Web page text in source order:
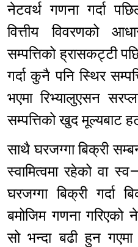
नेटवर्थ गणना गर्दा
वित्तीय विवरणको
सम्पत्तिको ह्रासकट्टी
गर्दा कुनै पनि स्थिर
भएमा रिभ्यालुएसन
सम्पत्तिको खुद मूल्यबाट
साथै घरजग्गा बिक्री
स्वामित्वमा रहेको वा
घरजग्गा बिक्री गर्दा
बमोजिम गणना गरिएको
सो भन्दा बढी हुन